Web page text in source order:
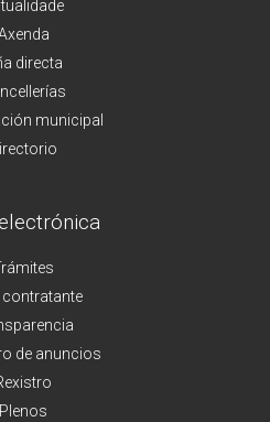
directa
municipal
contratante
de anuncios
Plenos